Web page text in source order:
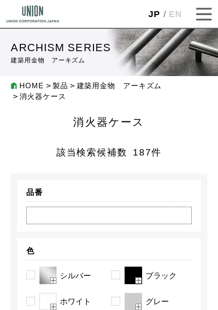
JP EN
ARCHISM SERIES
建築用金物 アーキズム
HOME 製品
建築用金物 アーキズム
消火器ケース
消火器ケース
該当検索候補数 187件
品番
色
シルバー ブラック
ホワイト グレー